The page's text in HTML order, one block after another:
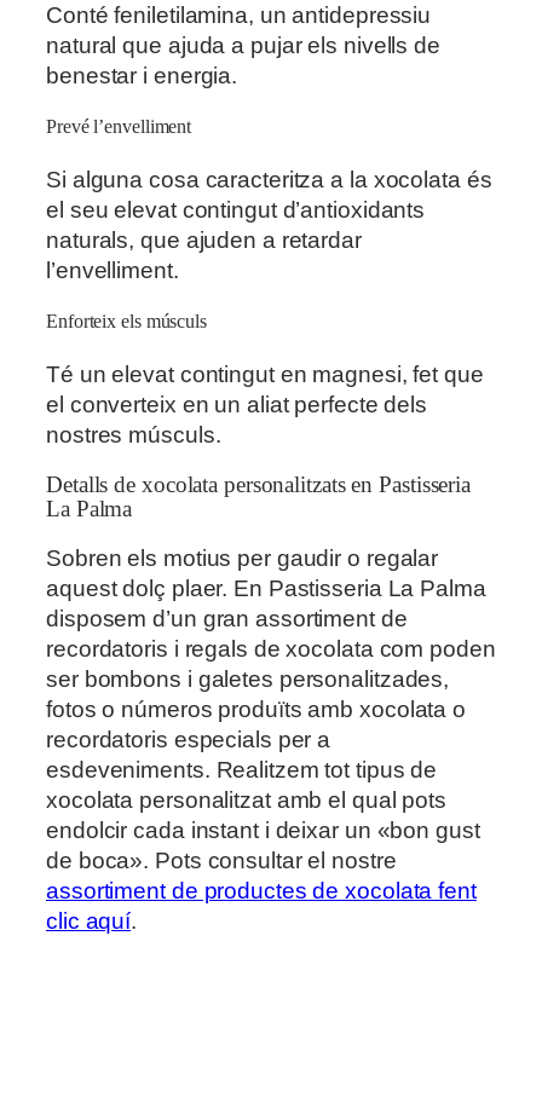
Conté feniletilamina, un antidepressiu
natural que ajuda a pujar els nivells de
benestar i energia.
Prevé l’envelliment
Si alguna cosa caracteritza a la xocolata és
el seu elevat contingut d’antioxidants
naturals, que ajuden a retardar
l’envelliment.
Enforteix els músculs
Té un elevat contingut en magnesi, fet que
el converteix en un aliat perfecte dels
nostres músculs.
Detalls de xocolata personalitzats en Pastisseria
La Palma
Sobren els motius per gaudir o regalar
aquest dolç plaer. En Pastisseria La Palma
disposem d’un gran assortiment de
recordatoris i regals de xocolata com poden
ser bombons i galetes personalitzades,
fotos o números produïts amb xocolata o
recordatoris especials per a
esdeveniments. Realitzem tot tipus de
xocolata personalitzat amb el qual pots
endolcir cada instant i deixar un «bon gust
de boca». Pots consultar el nostre
assortiment de productes de xocolata fent
clic aquí.